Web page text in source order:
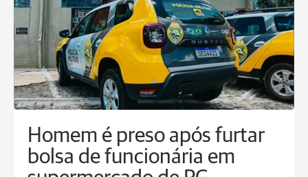
Homem é preso após furtar
bolsa de funcionária em